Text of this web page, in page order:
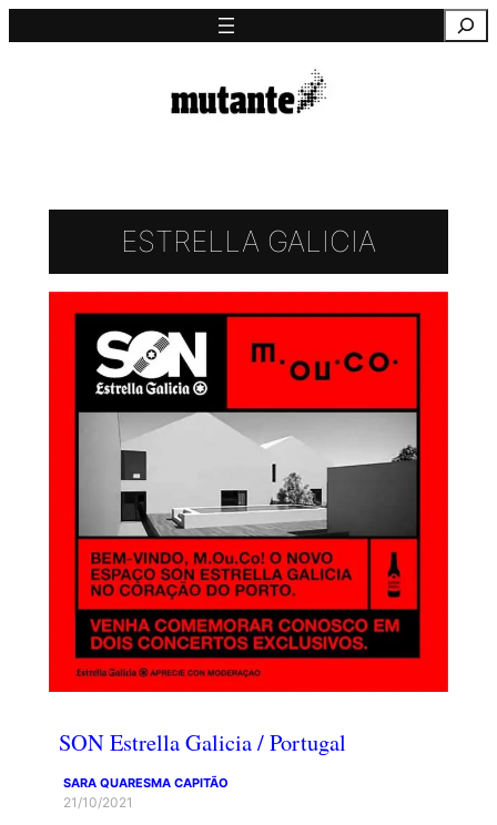
para
ESTRELLA GALICIA
SON Estrella Galicia / Portugal
SARA QUARESMA CAPITÃO
21/10/2021